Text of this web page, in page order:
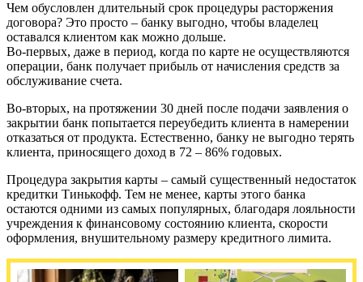
Чем обусловлен длительный срок процедуры расторжения
договора? Это просто – банку выгодно, чтобы владелец
оставался клиентом как можно дольше.
Во-первых, даже в период, когда по карте не осуществляются
операции, банк получает прибыль от начисления средств за
обслуживание счета.
Во-вторых, на протяжении 30 дней после подачи заявления о
закрытии банк попытается переубедить клиента в намерении
отказаться от продукта. Естественно, банку не выгодно терять
клиента, приносящего доход в 72 – 86% годовых.
Процедура закрытия карты – самый существенный недостаток
кредитки Тинькофф. Тем не менее, карты этого банка
остаются одними из самых популярных, благодаря лояльности
учреждения к финансовому состоянию клиента, скорости
оформления, внушительному размеру кредитного лимита.